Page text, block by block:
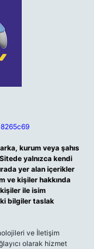
kurum veya şahıs
yalnızca kendi
yer alan içerikler
ve kişiler hakkında
ile isim
bilgiler taslak
ve İletişim
olarak hizmet